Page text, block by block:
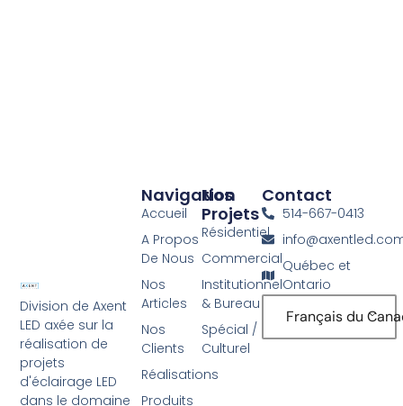
Division de Axent
LED axée sur la
réalisation de
projets
d'éclairage LED
dans le domaine
Nos
Projets
Résidentiel
Commercial
Institutionnel
& Bureau
Spécial /
Culturel
Navigation
Accueil
A Propos
De Nous
Nos
Articles
Nos
Clients
Réalisations
Produits
Contact
514-667-0413
Québec et
Ontario
Français du